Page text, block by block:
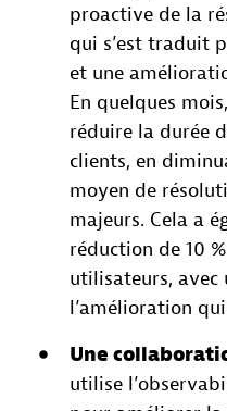
proactive de la
qui s’est traduit
et une
En quelques
réduire la durée
clients, en
moyen de
majeurs. Cela a
réduction de 10
utilisateurs, avec
l’amélioration
Une
utilise